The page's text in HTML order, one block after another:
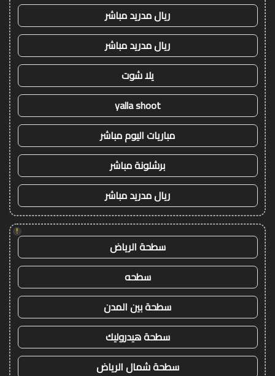
ريال مدريد مباشر
ريال مدريد مباشر
يلا شوت
yalla shoot
مباريات اليوم مباشر
برشلونة مباشر
ريال مدريد مباشر
!
سطحة الرياض
سطحه
سطحة بين المدن
سطحة هيدروليك
سطحة شمال الرياض